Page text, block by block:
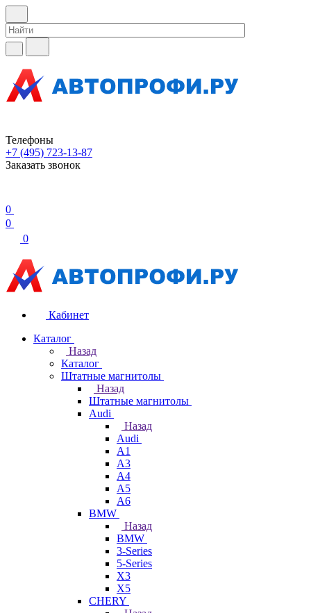
Телефоны
+7 (495) 723-13-87
Заказать звонок
0
0
0
Кабинет
Каталог
Назад
Каталог
Штатные магнитолы
Назад
Штатные магнитолы
Audi
Назад
Audi
A1
A3
A4
A5
A6
BMW
Назад
BMW
3-Series
5-Series
X3
X5
CHERY